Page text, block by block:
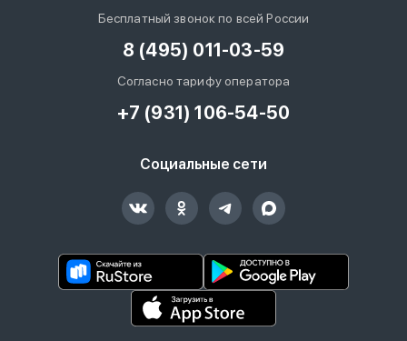
Бесплатный звонок по всей России
8 (495) 011-03-59
Согласно тарифу оператора
+7 (931) 106-54-50
Социальные сети